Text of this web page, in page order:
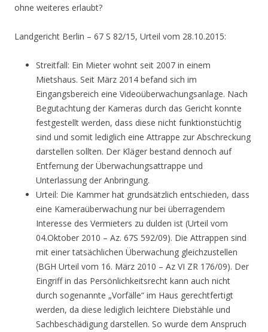
ohne weiteres erlaubt?
Landgericht Berlin – 67 S 82/15, Urteil vom 28.10.2015:
Streitfall: Ein Mieter wohnt seit 2007 in einem
Mietshaus. Seit März 2014 befand sich im
Eingangsbereich eine Videoüberwachungsanlage. Nach
Begutachtung der Kameras durch das Gericht konnte
festgestellt werden, dass diese nicht funktionstüchtig
sind und somit lediglich eine Attrappe zur Abschreckung
darstellen sollten. Der Kläger bestand dennoch auf
Entfernung der Überwachungsattrappe und
Unterlassung der Anbringung.
Urteil: Die Kammer hat grundsätzlich entschieden, dass
eine Kameraüberwachung nur bei überragendem
Interesse des Vermieters zu dulden ist (Urteil vom
04.Oktober 2010 – Az. 67S 592/09). Die Attrappen sind
mit einer tatsächlichen Überwachung gleichzustellen
(BGH Urteil vom 16. März 2010 – Az VI ZR 176/09). Der
Eingriff in das Persönlichkeitsrecht kann auch nicht
durch sogenannte „Vorfälle“ im Haus gerechtfertigt
werden, da diese lediglich leichtere Diebstähle und
Sachbeschädigung darstellen. So wurde dem Anspruch